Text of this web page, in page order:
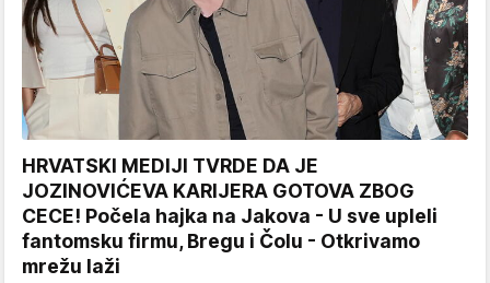
HRVATSKI MEDIJI TVRDE DA JE
JOZINOVIĆEVA KARIJERA GOTOVA ZBOG
CECE! Počela hajka na Jakova - U sve upleli
fantomsku firmu, Bregu i Čolu - Otkrivamo
mrežu laži